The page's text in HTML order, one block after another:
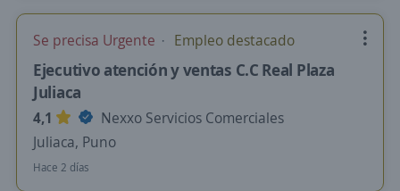
Se precisa Urgente Empleo destacado
Ejecutivo atención y ventas C.C Real Plaza
Juliaca
4,1
Nexxo Servicios Comerciales
Juliaca, Puno
Hace 2 días